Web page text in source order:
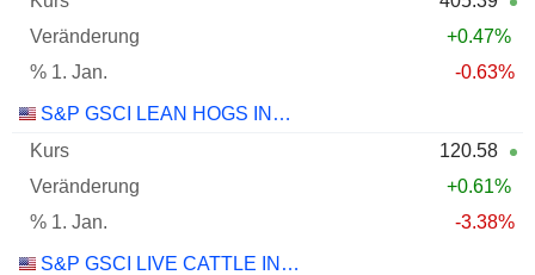
+0.47%
-0.63%
S&P GSCI LEAN HOGS INDEX
120.58
+0.61%
-3.38%
S&P GSCI LIVE CATTLE INDEX